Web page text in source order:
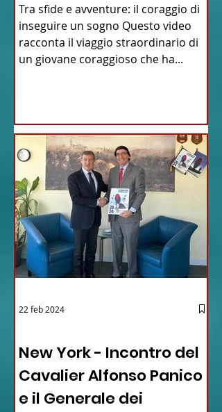
Tra sfide e avventure: il coraggio di
inseguire un sogno Questo video
racconta il viaggio straordinario di
un giovane coraggioso che ha...
New York - Incontro del
Cavalier Alfonso Panico
e il Generale dei
22 feb 2024